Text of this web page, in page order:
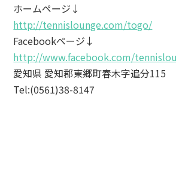
ホームページ↓
http://tennislounge.com/togo/
Facebookページ↓
http://www.facebook.com/
愛知県 愛知郡東郷町春木字追分115
Tel:(0561)38-8147